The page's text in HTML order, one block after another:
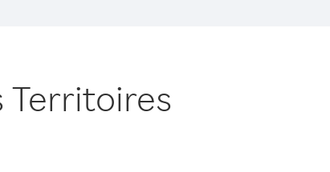
Territoires